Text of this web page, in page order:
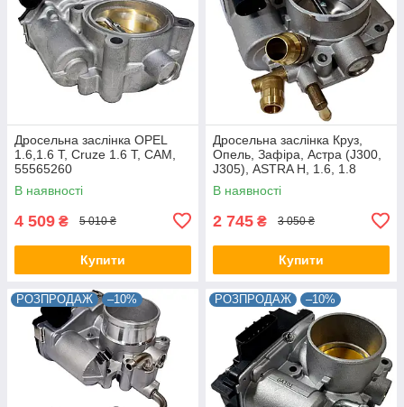
Дросельна заслінка OPEL
1.6,1.6 T, Cruze 1.6 T, CAM,
55565260
В наявності
4 509 ₴ 5 010 ₴
Купити
Дросельна заслінка Круз,
Опель, Зафіра, Астра (J300,
J305), ASTRA H, 1.6, 1.8
CAM, 55560398
В наявності
2 745 ₴ 3 050 ₴
Купити
РОЗПРОДАЖ –10% РОЗПРОДАЖ –10%